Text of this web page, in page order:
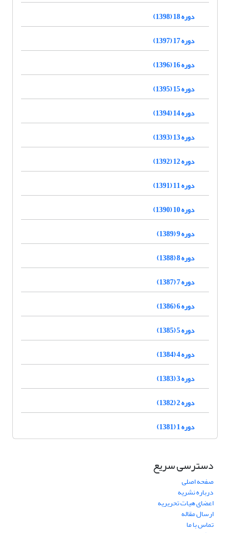
دوره 18 (1398)
دوره 17 (1397)
دوره 16 (1396)
دوره 15 (1395)
دوره 14 (1394)
دوره 13 (1393)
دوره 12 (1392)
دوره 11 (1391)
دوره 10 (1390)
دوره 9 (1389)
دوره 8 (1388)
دوره 7 (1387)
دوره 6 (1386)
دوره 5 (1385)
دوره 4 (1384)
دوره 3 (1383)
دوره 2 (1382)
دوره 1 (1381)
دسترسی سریع
صفحه اصلی
درباره نشریه
اعضای هیات تحریریه
ارسال مقاله
تماس با ما